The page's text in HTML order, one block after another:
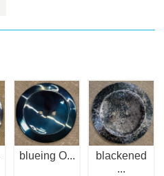
blueing O...
blackened
...